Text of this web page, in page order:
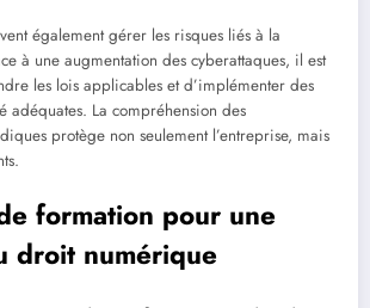
également gérer les risques liés à la
à une augmentation des cyberattaques, il est
les lois applicables et d’implémenter des
adéquates. La compréhension des
protège non seulement l’entreprise, mais
formation pour une
droit numérique